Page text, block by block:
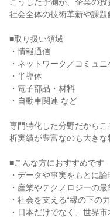
社会全体の技術革新や課題
■取り扱い領域
・情報通信
・ネットワーク／コミュ
・半導体
・電子部品・材料
・自動車関連 など
専門特化した分野だから
析実績が豊富なのも大きな
■こんな方におすすめです
・データや事実をもとに
・産業やテクノロジーの
・社会を支える“縁の下の
・日本だけでなく、世界